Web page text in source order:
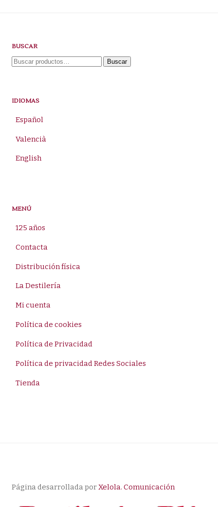
BUSCAR
Buscar
Buscar
IDIOMAS
Español
Valencià
English
MENÚ
125 años
Contacta
Distribución física
La Destilería
Mi cuenta
Política de cookies
Política de Privacidad
Política de privacidad Redes Sociales
Tienda
Página desarrollada porXelola. Comunicación